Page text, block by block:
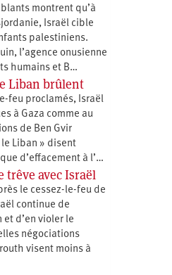
montrent qu’à
Israël cible
palestiniens.
l’agence onusienne
humains et B…
Liban brûlent
feu proclamés, Israël
à Gaza comme au
de Ben Gvir
Liban » disent
d’effacement à l’…
trêve avec Israël
le cessez-le-feu de
continue de
d’en violer le
négociations
visent moins à